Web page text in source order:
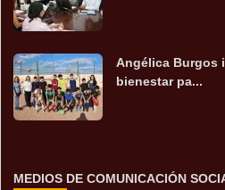
Angélica Burgos
bienestar pa...
MEDIOS DE COMUNICACIÓN